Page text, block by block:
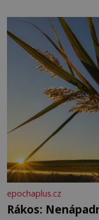
základní složky–
správné hospodaření
epochaplus.cz
Rákos: